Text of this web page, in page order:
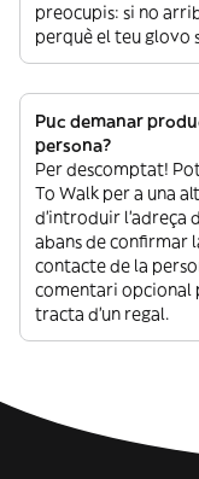
preocupis: si no
perquè el teu glovo
Puc demanar
persona?
Per descomptat!
To Walk per a una
d’introduir
abans de confirmar
contacte de la
comentari opcional
tracta d’un regal.